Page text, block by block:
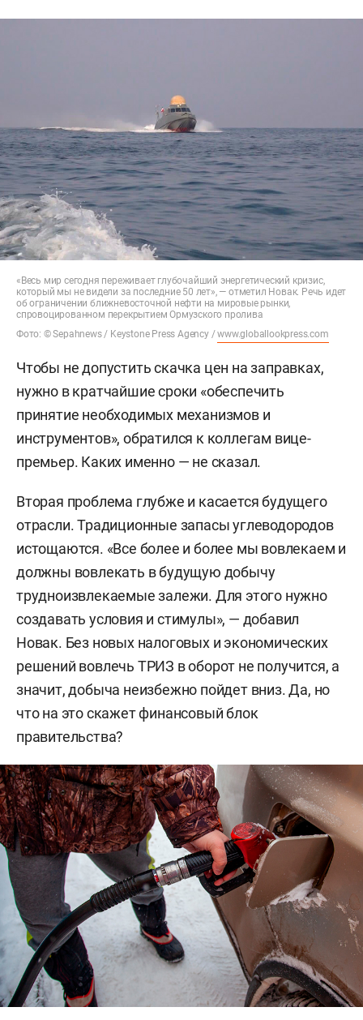
«Весь мир сегодня переживает глубочайший энергетический кризис,
который мы не видели за последние 50 лет», — отметил Новак. Речь идет
об ограничении ближневосточной нефти на мировые рынки,
спровоцированном перекрытием Ормузского пролива
Фото: © Sepahnews / Keystone Press Agency /www.globallookpress.com
Чтобы не допустить скачка цен на заправках,
нужно в кратчайшие сроки «обеспечить
принятие необходимых механизмов и
инструментов», обратился к коллегам вице-
премьер. Каких именно — не сказал.
Вторая проблема глубже и касается будущего
отрасли. Традиционные запасы углеводородов
истощаются. «Все более и более мы вовлекаем и
должны вовлекать в будущую добычу
трудноизвлекаемые залежи. Для этого нужно
создавать условия и стимулы», — добавил
Новак. Без новых налоговых и экономических
решений вовлечь ТРИЗ в оборот не получится, а
значит, добыча неизбежно пойдет вниз. Да, но
что на это скажет финансовый блок
правительства?